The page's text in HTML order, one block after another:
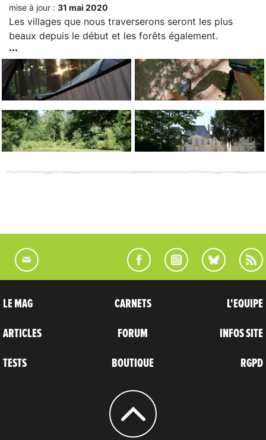
mise à jour : 31 mai 2020
Les villages que nous traverserons seront les plus
beaux depuis le début et les forêts également.
LE MAG
ARTICLES
TESTS
CARNETS
FORUM
BOUTIQUE
L'EQUIPE
INFOS SITE
RGPD